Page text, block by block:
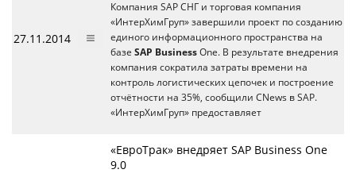
27.11.2014
Компания SAP СНГ и торговая компания
«ИнтерХимГруп» завершили проект по созданию
единого информационного пространства на
базе SAP Business One. В результате внедрения
компания сократила затраты времени на
контроль логистических цепочек и построение
отчётности на 35%, сообщили CNews в SAP.
«ИнтерХимГруп» предоставляет
«ЕвроТрак» внедряет SAP Business One
9.0